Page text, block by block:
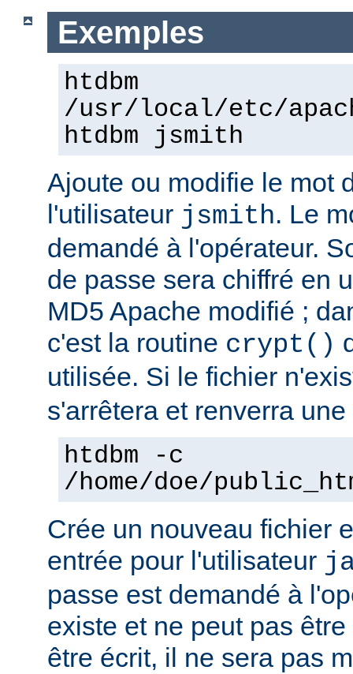
Exemples
htdbm
/usr/local/etc/
htdbm jsmith
Ajoute ou modifie le mot
l'utilisateur jsmith. Le
demandé à l'opérateur.
de passe sera chiffré en
MD5 Apache modifié ;
c'est la routine crypt()
utilisée. Si le fichier
s'arrêtera et renverra une
htdbm -c
/home/doe/
Crée un nouveau fichier
entrée pour l'utilisateur
passe est demandé à
existe et ne peut pas
être écrit, il ne sera pas